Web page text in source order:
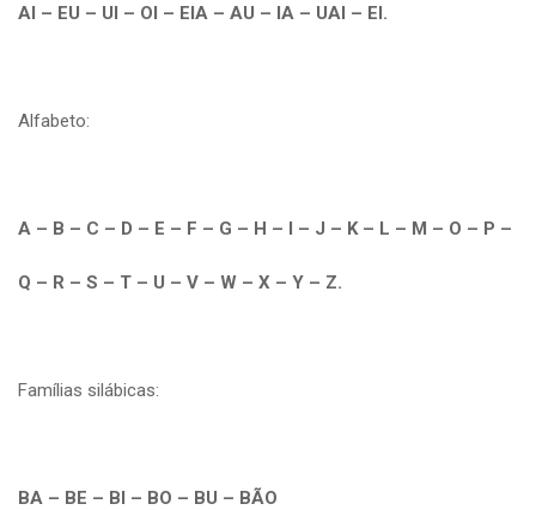
AI – EU – UI – OI – EIA – AU – IA – UAI – EI.
Alfabeto:
A – B – C – D – E – F – G – H – I – J – K – L – M – O – P –
Q – R – S – T – U – V – W – X – Y – Z.
Famílias silábicas:
BA – BE – BI – BO – BU – BÃO